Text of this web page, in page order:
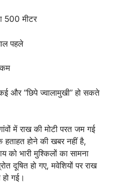
500 मीटर
पहले
कई और “छिपे ज्वालामुखी” हो सकते
में राख की मोटी परत जम गई
होने की खबर नहीं है,
को भारी मुश्किलों का सामना
दूषित हो गए, मवेशियों पर राख
गई।